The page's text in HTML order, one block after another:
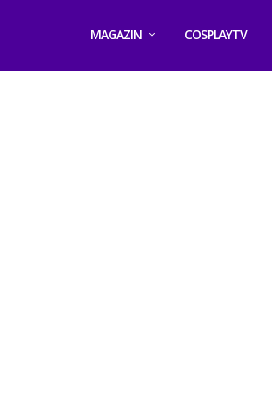
MAGAZIN COSPLAYTV